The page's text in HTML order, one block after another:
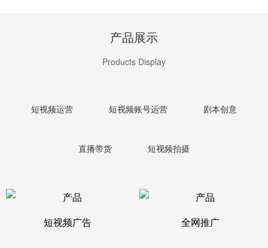
产品展示
Products Display
短视频运营 短视频账号运营 剧本创意
直播带货 短视频拍摄
短视频广告 全网推广